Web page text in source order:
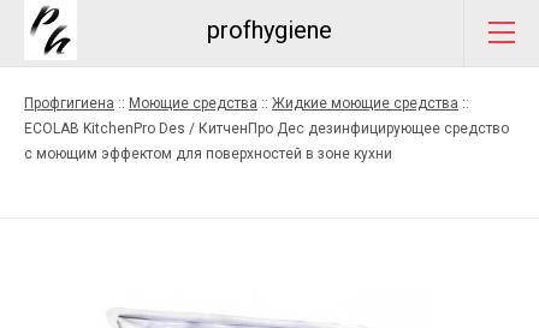
profhygiene
Профгигиена :: Моющие средства :: Жидкие моющие средства ::
ECOLAB KitchenPro Des / КитченПро Дес дезинфицирующее средство
с моющим эффектом для поверхностей в зоне кухни